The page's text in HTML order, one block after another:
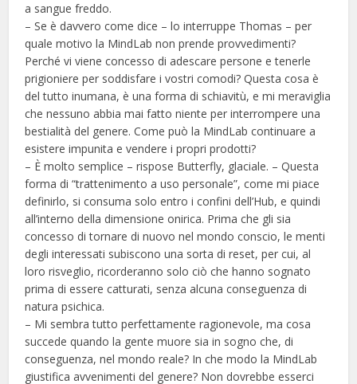
a sangue freddo.
– Se è davvero come dice – lo interruppe Thomas – per
quale motivo la MindLab non prende provvedimenti?
Perché vi viene concesso di adescare persone e tenerle
prigioniere per soddisfare i vostri comodi? Questa cosa è
del tutto inumana, è una forma di schiavitù, e mi meraviglia
che nessuno abbia mai fatto niente per interrompere una
bestialità del genere. Come può la MindLab continuare a
esistere impunita e vendere i propri prodotti?
– È molto semplice – rispose Butterfly, glaciale. – Questa
forma di “trattenimento a uso personale”, come mi piace
definirlo, si consuma solo entro i confini dell’Hub, e quindi
all’interno della dimensione onirica. Prima che gli sia
concesso di tornare di nuovo nel mondo conscio, le menti
degli interessati subiscono una sorta di reset, per cui, al
loro risveglio, ricorderanno solo ciò che hanno sognato
prima di essere catturati, senza alcuna conseguenza di
natura psichica.
– Mi sembra tutto perfettamente ragionevole, ma cosa
succede quando la gente muore sia in sogno che, di
conseguenza, nel mondo reale? In che modo la MindLab
giustifica avvenimenti del genere? Non dovrebbe esserci